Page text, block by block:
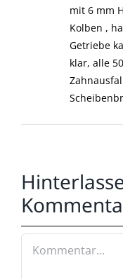
mit 6 mm
Kolben ,
Getriebe
klar, alle